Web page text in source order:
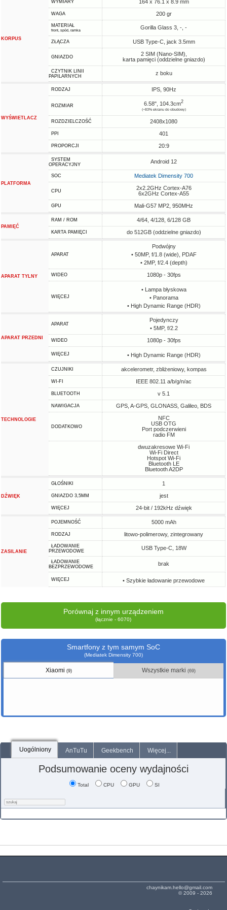
KORPUS
WYMIARY 164 x 76.1 x 8.9 mm
WAGA 200 gr
MATERIAŁ
front, spód, ramka Gorilla Glass 3, -, -
ZŁĄCZA USB Type-C, jack 3.5mm
GNIAZDO
2 SIM (Nano-SIM),
karta pamięci (oddzielne gniazdo)
CZYTNIK LINII
PAPILARNYCH
z boku
WYŚWIETLACZ
RODZAJ IPS, 90Hz
ROZMIAR 6.58", 104.3cm2
(~83% ekranu do obudowy)
ROZDZIELCZOŚĆ 2408x1080
PPI 401
PROPORCJI 20:9
PLATFORMA
SYSTEM
OPERACYJNY
Android 12
SOC Mediatek Dimensity 700
CPU
2x2.2GHz Cortex-A76
6x2GHz Cortex-A55
GPU Mali-G57 MP2, 950MHz
PAMIĘĆ
RAM / ROM 4/64, 4/128, 6/128 GB
KARTA PAMIĘCI do 512GB (oddzielne gniazdo)
APARAT TYLNY
APARAT
Podwójny
• 50MP, f/1.8 (wide), PDAF
• 2MP, f/2.4 (depth)
WIDEO 1080p - 30fps
WIĘCEJ
• Lampa błyskowa
• Panorama
• High Dynamic Range (HDR)
APARAT PRZEDNI
APARAT
Pojedynczy
• 5MP, f/2.2
WIDEO 1080p - 30fps
WIĘCEJ • High Dynamic Range (HDR)
TECHNOLOGIE
CZUJNIKI akcelerometr, zbliżeniowy, kompas
WI-FI IEEE 802.11 a/b/g/n/ac
BLUETOOTH v 5.1
NAWIGACJA GPS, A-GPS, GLONASS, Galileo, BDS
DODATKOWO
NFC
USB OTG
Port podczerwieni
radio FM
dwuzakresowe Wi-Fi
Wi-Fi Direct
Hotspot Wi-Fi
Bluetooth LE
Bluetooth A2DP
DŹWIĘK
GŁOŚNIKI 1
GNIAZDO 3,5MM jest
WIĘCEJ 24-bit / 192kHz dźwięk
ZASILANIE
POJEMNOŚĆ 5000 mAh
RODZAJ litowo-polimerowy, zintegrowany
ŁADOWANIE
PRZEWODOWE
USB Type-C, 18W
ŁADOWANIE
BEZPRZEWODOWE
brak
WIĘCEJ • Szybkie ładowanie przewodowe
Porównaj z innym urządzeniem
(łącznie - 6070)
Smartfony z tym samym SoC
(Mediatek Dimensity 700)
Xiaomi (9) Wszystkie marki (69)
Uogólniony AnTuTu Geekbench Więcej...
Podsumowanie oceny wydajności
Total CPU GPU SI
chaynikam.hello@gmail.com
© 2009 - 2026